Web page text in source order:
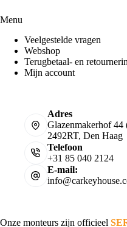
Menu
Veelgestelde vragen
Webshop
Terugbetaal- en
Mijn account
Adres
Glazenmakerhof 44
2492RT, Den Haag
Telefoon
+31 85 040 2124
E-mail:
Onze monteurs zijn officieel